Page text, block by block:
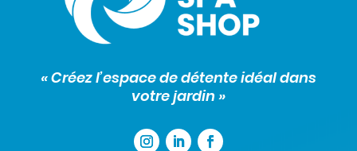
« Créez l’espace de détente idéal dans
votre jardin »